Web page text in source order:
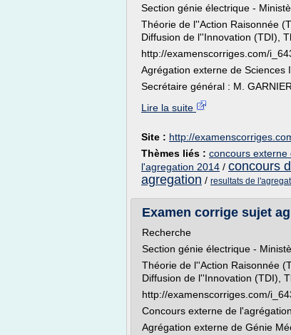
Section génie électrique -
Théorie de l''Action Raisonnée
Diffusion de l''Innovation (TDI),
http://examenscorriges.com/
Agrégation externe de Sciences
Secrétaire général : M. GARNIER
Lire la suite
Site : http://
Thèmes liés : concours
l'agregation 2014 / concours
agregation / resultats de
Examen corrige sujet
Recherche
Section génie électrique -
Théorie de l''Action Raisonnée
Diffusion de l''Innovation (TDI),
http://examenscorriges.com/
Concours externe de
Agrégation externe de Génie